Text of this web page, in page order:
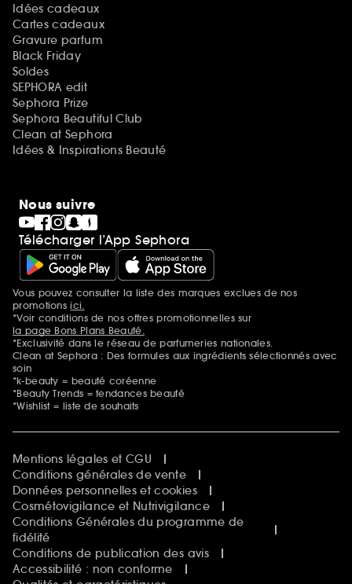
Idées cadeaux
Cartes cadeaux
Gravure parfum
Black Friday
Soldes
SEPHORA edit
Sephora Prize
Sephora Beautiful Club
Clean at Sephora
Idées & Inspirations Beauté
Nous suivre
Télécharger l’App Sephora
Mentions additionnelles
Vous pouvez consulter la liste des marques exclues de nos
promotionsici.
*Voir conditions de nos offres promotionnelles sur
la page Bons Plans Beauté.
*Exclusivité dans le réseau de parfumeries nationales.
Clean at Sephora : Des formules aux ingrédients sélectionnés avec
soin
*k-beauty = beauté coréenne
*Beauty Trends = tendances beauté
*Wishlist = liste de souhaits
Mentions légales et CGU
Conditions générales de vente
Données personnelles et cookies
Cosmétovigilance et Nutrivigilance
Conditions Générales du programme de
fidélité
Conditions de publication des avis
Accessibilité : non conforme